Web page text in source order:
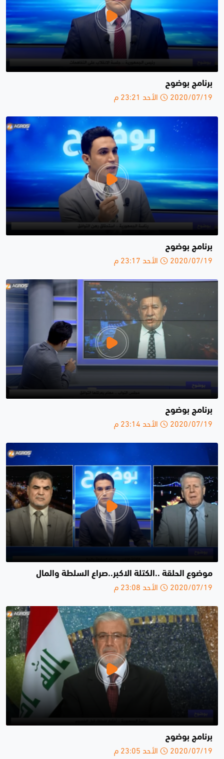
برنامج بوضوح
2020/07/19 الأحد 23:21 م
برنامج بوضوح
2020/07/19 الأحد 23:17 م
برنامج بوضوح
2020/07/19 الأحد 23:14 م
موضوع الحلقة ..الكتلة الاكبر..صراع السلطة والمال
2020/07/19 الأحد 23:08 م
برنامج بوضوح
2020/07/19 الأحد 23:05 م